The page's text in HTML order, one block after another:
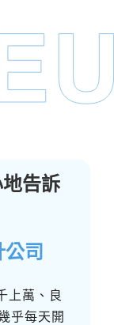
告訴
司
上萬、良
乎每天開